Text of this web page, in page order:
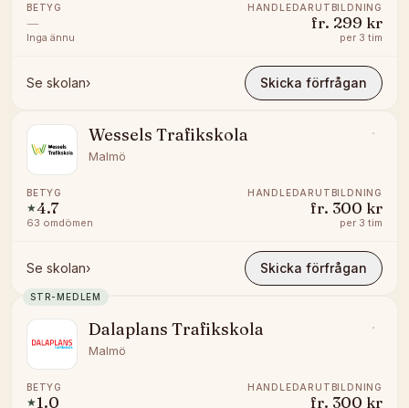
BETYG
—
Inga ännu
HANDLEDARUTBILDNING
fr. 299 kr
per 3 tim
Se skolan› Skicka förfrågan
Wessels Trafikskola
Malmö
BETYG
★4.7
63 omdömen
HANDLEDARUTBILDNING
fr. 300 kr
per 3 tim
Se skolan› Skicka förfrågan
STR-MEDLEM
Dalaplans Trafikskola
Malmö
BETYG
★1.0
HANDLEDARUTBILDNING
fr. 300 kr